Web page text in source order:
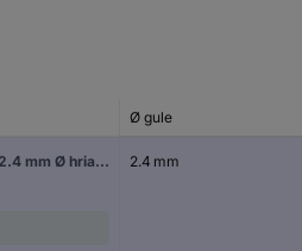
Ø gule
Dremel 26157122JA frézovacie kolík tvrdokov 2.4 mm Ø hriadeľa 3.2 mm 2.4 mm